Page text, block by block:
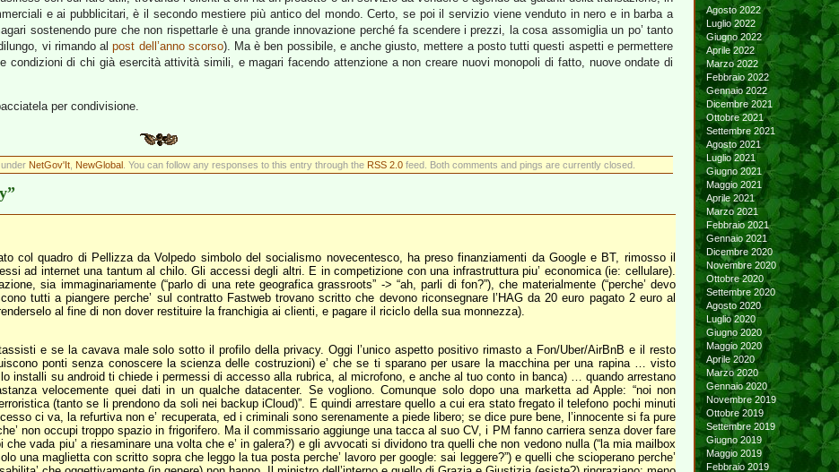
e ai pubblicitari, è il secondo mestiere più antico del mondo. Certo, se poi il servizio viene venduto in nero e in barba a
sostenendo pure che non rispettarle è una grande innovazione perché fa scendere i prezzi, la cosa assomiglia un po’ tanto
vi rimando alpost dell’anno scorso). Ma è ben possibile, e anche giusto, mettere a posto tutti questi aspetti e permettere
di chi già esercità attività simili, e magari facendo attenzione a non creare nuovi monopoli di fatto, nuove ondate di
per condivisione.
NetGov'It, NewGlobal. You can follow any responses to this entry through the RSS 2.0feed. Both comments and pings are currently closed.
col quadro di Pellizza da Volpedo simbolo del socialismo novecentesco, ha preso finanziamenti da Google e BT, rimosso il
ad internet una tantum al chilo. Gli accessi degli altri. E in competizione con una infrastruttura piu’ economica (ie: cellulare).
sia immaginariamente (“parlo di una rete geografica grassroots” -> “ah, parli di fon?”), che materialmente (“perche’ devo
tutti a piangere perche’ sul contratto Fastweb trovano scritto che devono riconsegnare l’HAG da 20 euro pagato 2 euro al
al fine di non dover restituire la franchigia ai clienti, e pagare il riciclo della sua monnezza).
e se la cavava male solo sotto il profilo della privacy. Oggi l’unico aspetto positivo rimasto a Fon/Uber/AirBnB e il resto
ponti senza conoscere la scienza delle costruzioni) e’ che se ti sparano per usare la macchina per una rapina … visto
installi su android ti chiede i permessi di accesso alla rubrica, al microfono, e anche al tuo conto in banca) … quando arrestano
velocemente quei dati in un qualche datacenter. Se vogliono. Comunque solo dopo una marketta ad Apple: “noi non
(tanto se li prendono da soli nei backup iCloud)”. E quindi arrestare quello a cui era stato fregato il telefono pochi minuti
ci va, la refurtiva non e’ recuperata, ed i criminali sono serenamente a piede libero; se dice pure bene, l’innocente si fa pure
non occupi troppo spazio in frigorifero. Ma il commissario aggiunge una tacca al suo CV, i PM fanno carriera senza dover fare
vada piu’ a riesaminare una volta che e’ in galera?) e gli avvocati si dividono tra quelli che non vedono nulla (“la mia mailbox
una maglietta con scritto sopra che leggo la tua posta perche’ lavoro per google: sai leggere?”) e quelli che scioperano perche’
Agosto 2022
Luglio 2022
Giugno 2022
Aprile 2022
Marzo 2022
Febbraio 2022
Gennaio 2022
Dicembre 2021
Ottobre 2021
Settembre 2021
Agosto 2021
Luglio 2021
Giugno 2021
Maggio 2021
Aprile 2021
Marzo 2021
Febbraio 2021
Gennaio 2021
Dicembre 2020
Novembre 2020
Ottobre 2020
Settembre 2020
Agosto 2020
Luglio 2020
Giugno 2020
Maggio 2020
Aprile 2020
Marzo 2020
Gennaio 2020
Novembre 2019
Ottobre 2019
Settembre 2019
Giugno 2019
Maggio 2019
Febbraio 2019